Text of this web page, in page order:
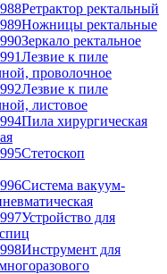
Ретрактор ректальный
Ножницы ректальные
Зеркало ректальное
Лезвие к пиле
проволочное
Лезвие к пиле
листовое
Пила хирургическая
Стетоскоп
Система вакуум-
Устройство для
Инструмент для